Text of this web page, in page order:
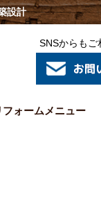
設計
SNSからもご
フォームメニュー